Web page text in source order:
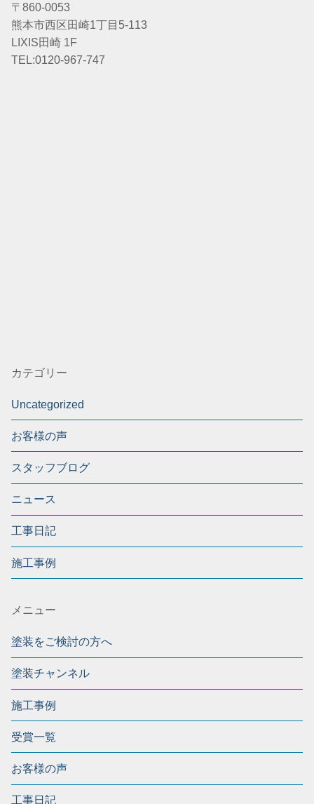
〒860-0053
熊本市西区田崎1丁目5-113
LIXIS田崎 1F
TEL:0120-967-747
カテゴリー
Uncategorized
お客様の声
スタッフブログ
ニュース
工事日記
施工事例
メニュー
塗装をご検討の方へ
塗装チャンネル
施工事例
受賞一覧
お客様の声
工事日記